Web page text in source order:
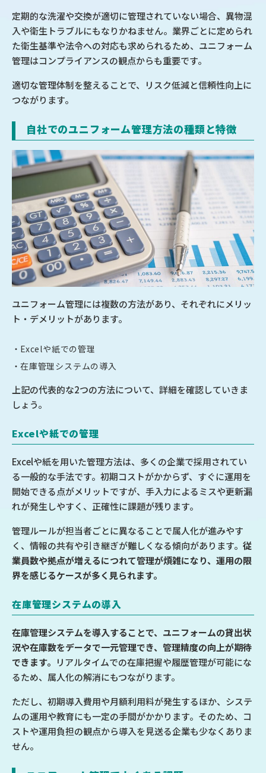
定期的な洗濯や交換が適切に管理されていない場合、異物混
入や衛生トラブルにもなりかねません。業界ごとに定められ
た衛生基準や法令への対応も求められるため、ユニフォーム
管理はコンプライアンスの観点からも重要です。
適切な管理体制を整えることで、リスク低減と信頼性向上に
つながります。
自社でのユニフォーム管理方法の種類と特徴
ユニフォーム管理には複数の方法があり、それぞれにメリッ
ト・デメリットがあります。
Excelや紙での管理
在庫管理システムの導入
上記の代表的な2つの方法について、詳細を確認していきま
しょう。
Excelや紙での管理
Excelや紙を用いた管理方法は、多くの企業で採用されてい
る一般的な手法です。初期コストがかからず、すぐに運用を
開始できる点がメリットですが、手入力によるミスや更新漏
れが発生しやすく、正確性に課題が残ります。
管理ルールが担当者ごとに異なることで属人化が進みやす
く、情報の共有や引き継ぎが難しくなる傾向があります。 従
業員数や拠点が増えるにつれて管理が煩雑になり、運用の限
界を感じるケースが多く見られます。
在庫管理システムの導入
在庫管理システムを導入することで、ユニフォームの貸出状
況や在庫数をデータで一元管理でき、管理精度の向上が期待
できます。 リアルタイムでの在庫把握や履歴管理が可能にな
るため、属人化の解消にもつながります。
ただし、初期導入費用や月額利用料が発生するほか、システ
ムの運用や教育にも一定の手間がかかります。そのため、コ
ストや運用負担の観点から導入を見送る企業も少なくありま
せん。